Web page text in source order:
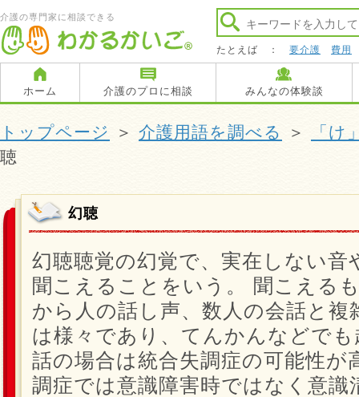
介護の専門家に相談できる
たとえば ： 要介護 費用
ホーム 介護のプロに相談 みんなの体験談
トップページ ＞ 介護用語を調べる ＞
「け
聴
幻聴
幻聴聴覚の幻覚で、実在しない音
聞こえることをいう。 聞こえる
から人の話し声、数人の会話と複
は様々であり、てんかんなどで
話の場合は統合失調症の可能性が
調症では意識障害時ではなく意識